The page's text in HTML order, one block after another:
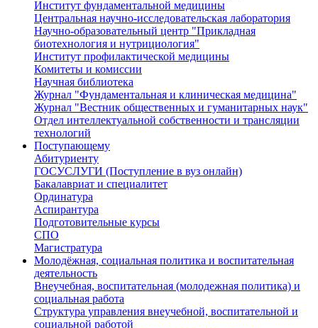
Институт фундаментальной медицины
Центральная научно-исследовательская лаборатория
Научно-образовательный центр "Прикладная
биотехнология и нутрициология"
Институт профилактической медицины
Комитеты и комиссии
Научная библиотека
Журнал "Фундаментальная и клиническая медицина"
Журнал "Вестник общественных и гуманитарных наук"
Отдел интеллектуальной собственности и трансляции
технологий
Поступающему
Абитуриенту
ГОСУСЛУГИ (Поступление в вуз онлайн)
Бакалавриат и специалитет
Ординатура
Аспирантура
Подготовительные курсы
СПО
Магистратура
Молодёжная, социальная политика и воспитательная
деятельность
Внеучебная, воспитательная (молодежная политика) и
социальная работа
Структура управления внеучебной, воспитательной и
социальной работой